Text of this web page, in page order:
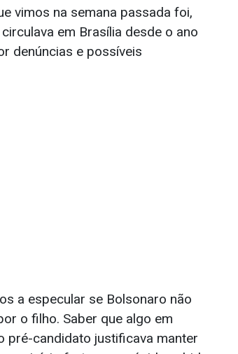
vimos na semana passada foi,
em Brasília desde o ano
denúncias e possíveis
a especular se Bolsonaro não
o filho. Saber que algo em
pré-candidato justificava manter